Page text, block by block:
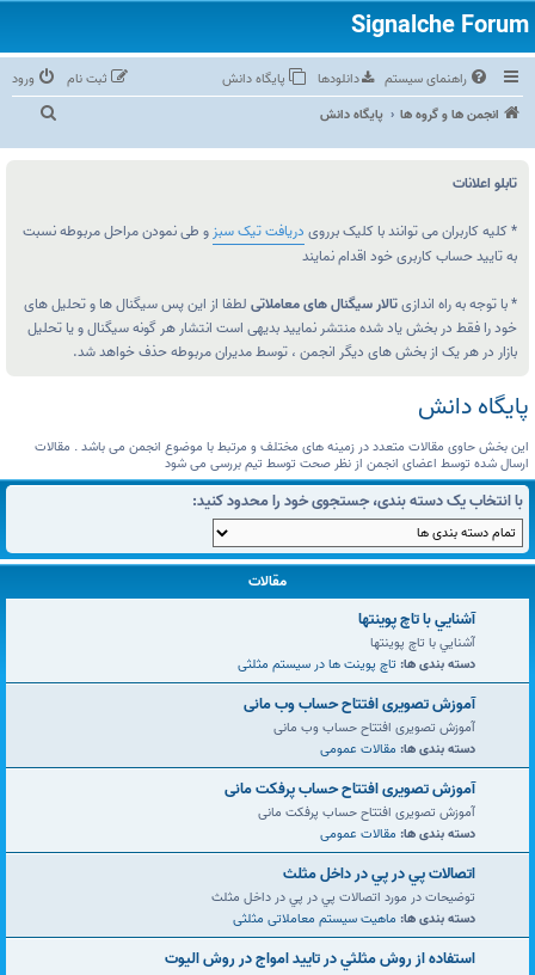
راهنمای سیستم دانلودها پایگاه دانش ورود
ثبت نام
انجمن ها و گروه ها
پایگاه دانش
ج
تابلو اعلانات
* کلیه کاربران می توانند با کلیک برروی دریافت تیک سبز و طی نمودن مراحل مربوطه نسبت
به تایید حساب کاربری خود اقدام نمایند
* با توجه به راه اندازیتالار سیگنال های معاملاتی لطفا از این پس سیگنال ها و تحلیل های
خود را فقط در بخش یاد شده منتشر نمایید بدیهی است انتشار هر گونه سیگنال و یا تحلیل
بازار در هر یک از بخش های دیگر انجمن ، توسط مدیران مربوطه حذف خواهد شد.
پایگاه دانش
این بخش حاوی مقالات متعدد در زمینه های مختلف و مرتبط با موضوع انجمن می باشد . مقالات
ارسال شده توسط اعضای انجمن از نظر صحت توسط تیم بررسی می شود
با انتخاب یک دسته بندی، جستجوی خود را محدود کنید:
مقالات
آشنايي با تاچ پوينتها
آشنايي با تاچ پوينتها
دسته بندی ها: تاچ پوینت ها در سیستم مثلثی
آموزش تصویری افتتاح حساب وب مانی
آموزش تصویری افتتاح حساب وب مانی
دسته بندی ها: مقالات عمومی
آموزش تصویری افتتاح حساب پرفکت مانی
آموزش تصویری افتتاح حساب پرفکت مانی
دسته بندی ها: مقالات عمومی
اتصالات پي در پي در داخل مثلث
توضیحات در مورد اتصالات پي در پي در داخل مثلث
دسته بندی ها: ماهیت سیستم معاملاتی مثلثی
استفاده از روش مثلثي در تاييد امواج در روش اليوت